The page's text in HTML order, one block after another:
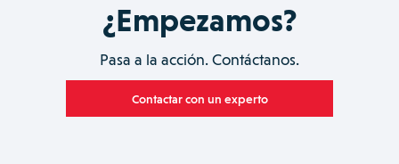
¿Empezamos?
Pasa a la acción. Contáctanos.
Contactar con un experto